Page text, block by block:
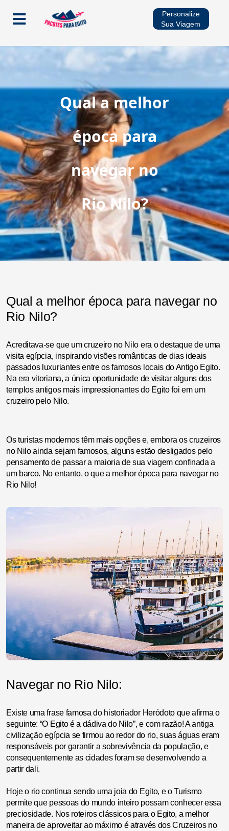
Personalize
Sua Viagem
Cruzeiros no Rio Nilo
Multidestinos
Viagens Sazonais
Qual a melhor
época para
navegar no
Rio Nilo?
Qual a melhor época para navegar no
Rio Nilo?
Acreditava-se que um cruzeiro no Nilo era o destaque de uma
visita egípcia, inspirando visões românticas de dias ideais
passados luxuriantes entre os famosos locais do Antigo Egito.
Na era vitoriana, a única oportunidade de visitar alguns dos
templos antigos mais impressionantes do Egito foi em um
cruzeiro pelo Nilo.
Os turistas modernos têm mais opções e, embora os cruzeiros
no Nilo ainda sejam famosos, alguns estão desligados pelo
pensamento de passar a maioria de sua viagem confinada a
um barco. No entanto, o que a melhor época para navegar no
Rio Nilo!
Navegar no Rio Nilo:
Existe uma frase famosa do historiador Heródoto que afirma o
seguinte: “O Egito é a dádiva do Nilo”, e com razão! A antiga
civilização egípcia se firmou ao redor do rio, suas águas eram
responsáveis por garantir a sobrevivência da população, e
consequentemente as cidades foram se desenvolvendo a
partir dali.
Hoje o rio continua sendo uma joia do Egito, e o Turismo
permite que pessoas do mundo inteiro possam conhecer essa
preciosidade. Nos roteiros clássicos para o Egito, a melhor
maneira de aproveitar ao máximo é através dos Cruzeiros no